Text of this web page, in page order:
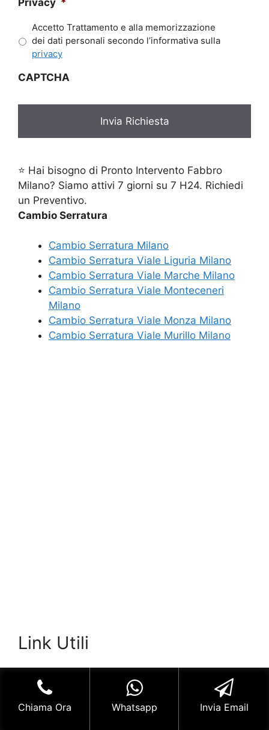
Accetto Trattamento e alla memorizzazione
dei dati personali secondo l’informativa sulla
privacy
CAPTCHA
⭐ Hai bisogno di Pronto Intervento Fabbro
Milano? Siamo attivi 7 giorni su 7 H24. Richiedi
un Preventivo.
Cambio Serratura
Cambio Serratura Milano
Cambio Serratura Viale Liguria Milano
Cambio Serratura Viale Marche Milano
Cambio Serratura Viale Monteceneri
Milano
Cambio Serratura Viale Monza Milano
Cambio Serratura Viale Murillo Milano
Link Utili
dell’argomento data dalla famosa enciclopedia
on line.
Chiama Ora Whatsapp Invia Email